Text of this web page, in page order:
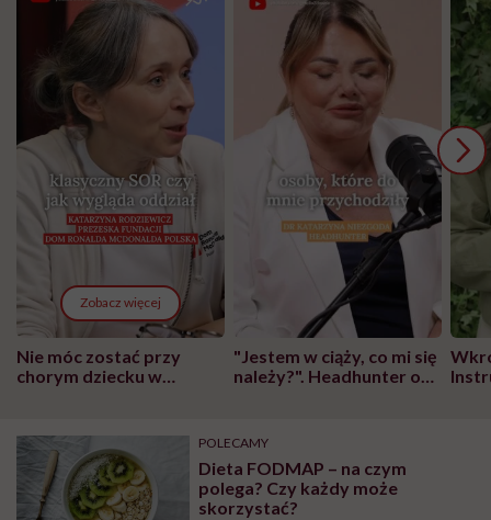
Zobacz więcej
Nie móc zostać przy
chorym dziecku w
może chyba tylko
głupota i brak
wyobraźni"
"Jestem w ciąży, co mi się
należy?". Headhunter o
pracy
POLECAMY
Dieta FODMAP – na czym
polega? Czy każdy może
skorzystać?